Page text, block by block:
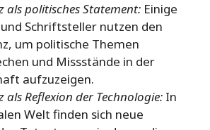
als politisches Statement: Einige
Schriftsteller nutzen den
um politische Themen
und Missstände in der
aufzuzeigen.
als Reflexion der Technologie: In
Welt finden sich neue